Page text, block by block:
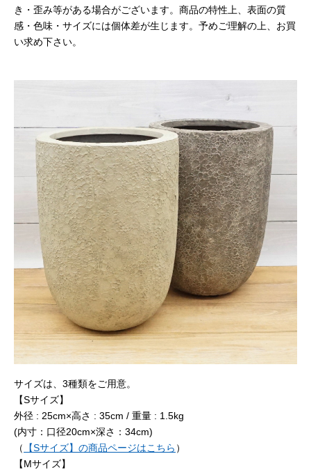
き・歪み等がある場合がございます。商品の特性上、表面の質
感・色味・サイズには個体差が生じます。予めご理解の上、お買
い求め下さい。
サイズは、3種類をご用意。
【Sサイズ】
外径 : 25cm×高さ : 35cm / 重量 : 1.5kg
(内寸：口径20cm×深さ：34cm)
（
【Sサイズ】の商品ページはこちら ）
【Mサイズ】